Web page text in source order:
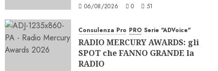
06/08/2026 0 51
Consulenza Pro PRO Serie "ADVoice"
RADIO MERCURY AWARDS: gli
SPOT che FANNO GRANDE la
RADIO